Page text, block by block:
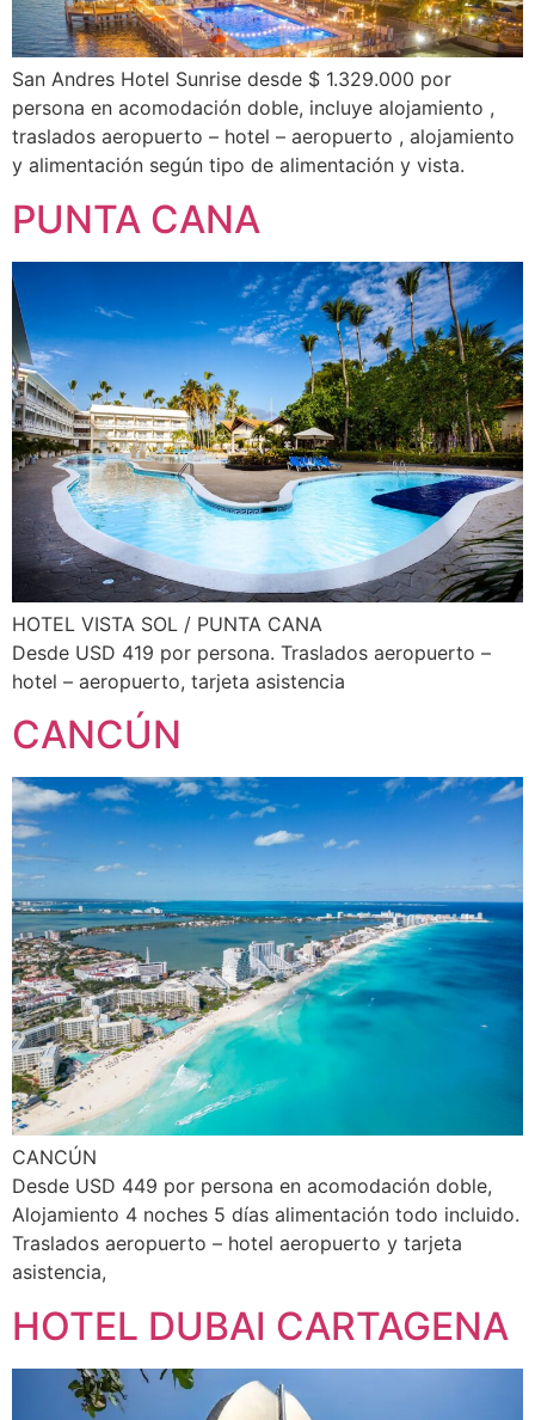
San Andres Hotel Sunrise desde $ 1.329.000 por
persona en acomodación doble, incluye alojamiento ,
traslados aeropuerto – hotel – aeropuerto , alojamiento
y alimentación según tipo de alimentación y vista.
PUNTA CANA
HOTEL VISTA SOL / PUNTA CANA
Desde USD 419 por persona. Traslados aeropuerto –
hotel – aeropuerto, tarjeta asistencia
CANCÚN
CANCÚN
Desde USD 449 por persona en acomodación doble,
Alojamiento 4 noches 5 días alimentación todo incluido.
Traslados aeropuerto – hotel aeropuerto y tarjeta
asistencia,
HOTEL DUBAI CARTAGENA